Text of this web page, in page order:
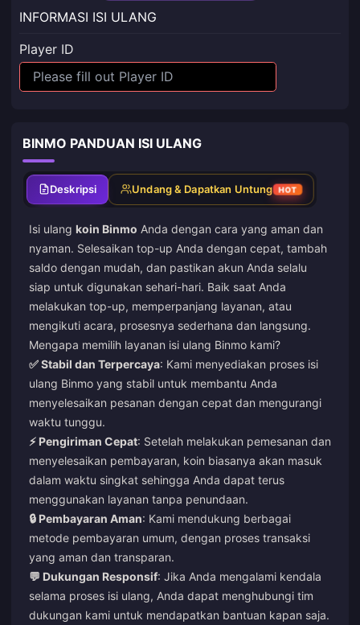
INFORMASI ISI ULANG
Player ID
BINMO PANDUAN ISI ULANG
Deskripsi Undang & Dapatkan Untung HOT
Isi ulang koin Binmo Anda dengan cara yang aman dan
nyaman. Selesaikan top-up Anda dengan cepat, tambah
saldo dengan mudah, dan pastikan akun Anda selalu
siap untuk digunakan sehari-hari. Baik saat Anda
melakukan top-up, memperpanjang layanan, atau
mengikuti acara, prosesnya sederhana dan langsung.
Mengapa memilih layanan isi ulang Binmo kami?
✅ Stabil dan Terpercaya: Kami menyediakan proses isi
ulang Binmo yang stabil untuk membantu Anda
menyelesaikan pesanan dengan cepat dan mengurangi
waktu tunggu.
⚡ Pengiriman Cepat: Setelah melakukan pemesanan dan
menyelesaikan pembayaran, koin biasanya akan masuk
dalam waktu singkat sehingga Anda dapat terus
menggunakan layanan tanpa penundaan.
🔒 Pembayaran Aman: Kami mendukung berbagai
metode pembayaran umum, dengan proses transaksi
yang aman dan transparan.
💬 Dukungan Responsif: Jika Anda mengalami kendala
selama proses isi ulang, Anda dapat menghubungi tim
dukungan kami untuk mendapatkan bantuan kapan saja.